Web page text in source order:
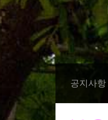
공지사항